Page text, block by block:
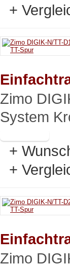
+
Zimo
System
+
+
Zimo